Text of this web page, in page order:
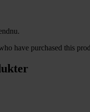
have purchased this